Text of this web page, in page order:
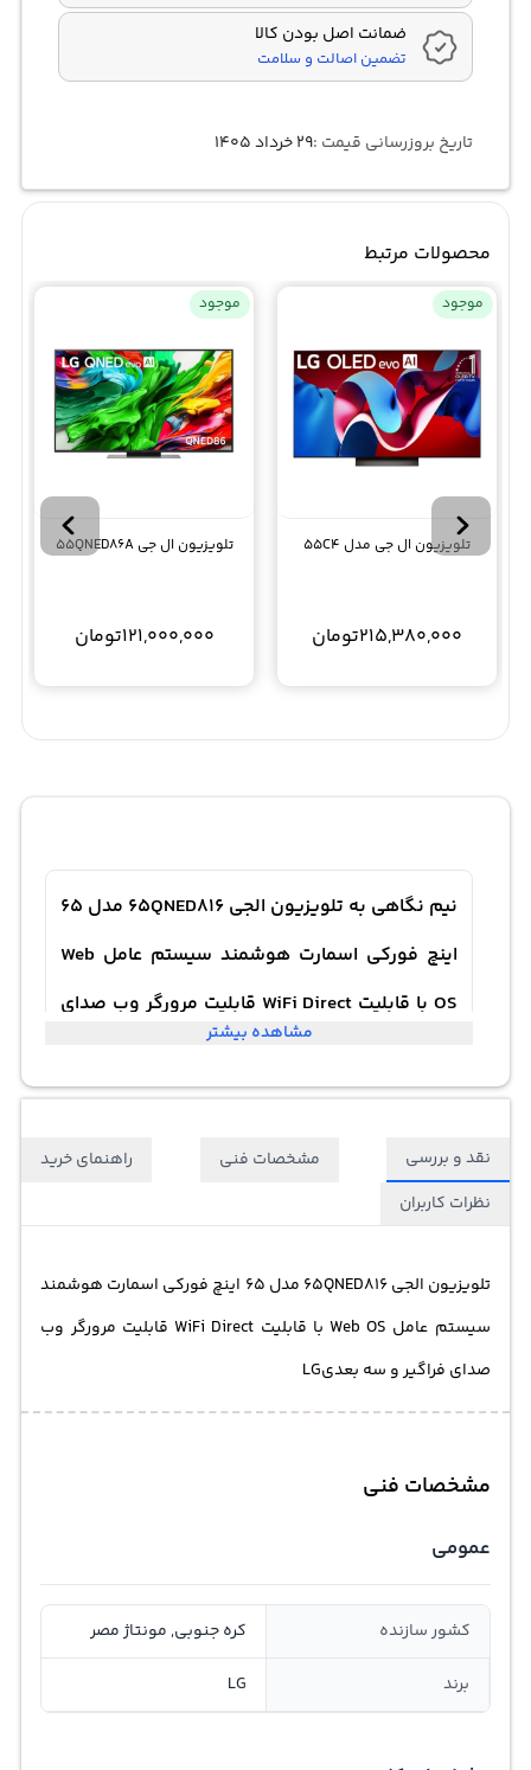
ضمانت اصل بودن کالا
تضمین اصالت و سلامت
تاریخ بروزرسانی قیمت :۲۹ خرداد ۱۴۰۵
محصولات مرتبط
موجود
تلویزیون ال جی مدل 55C4
215,380,000تومان
موجود
تلویزیون ال جی 55QNED86A
121,000,000تومان
نیم نگاهی به تلویزیون الجی 65QNED816 مدل 65
اینچ فورکی اسمارت هوشمند سیستم عامل Web
OS با قابلیت WiFi Direct قابلیت مرورگر وب صدای
مشاهده بیشتر
نقد و بررسی مشخصات فنی
راهنمای خرید
نظرات کاربران
تلویزیون الجی 65QNED816 مدل 65 اینچ فورکی اسمارت هوشمند
سیستم عامل Web OS با قابلیت WiFi Direct قابلیت مرورگر وب
صدای فراگیر و سه بعدیLG
مشخصات فنی
عمومی
کشور سازنده کره جنوبی, مونتاژ مصر
برند LG